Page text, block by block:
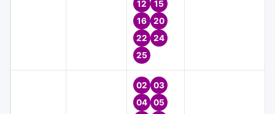
12
15
16
20
22
24
25
02
03
04
05